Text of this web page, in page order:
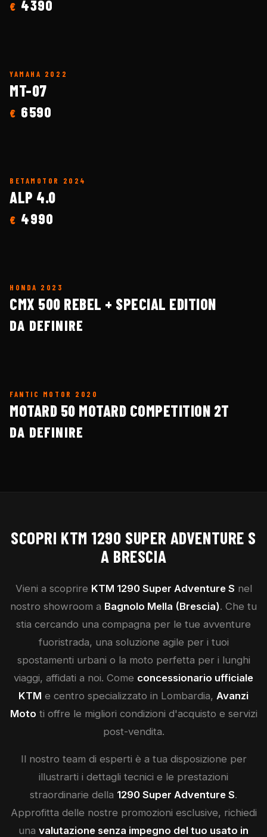
€ 4390
YAMAHA 2022
MT-07
€ 6590
BETAMOTOR 2024
ALP 4.0
€ 4990
HONDA 2023
CMX 500 REBEL + SPECIAL EDITION
DA DEFINIRE
FANTIC MOTOR 2020
MOTARD 50 MOTARD COMPETITION 2T
DA DEFINIRE
SCOPRI KTM 1290 SUPER ADVENTURE S
A BRESCIA
Vieni a scoprire KTM 1290 Super Adventure S nel
nostro showroom a Bagnolo Mella (Brescia). Che tu
stia cercando una compagna per le tue avventure
fuoristrada, una soluzione agile per i tuoi
spostamenti urbani o la moto perfetta per i lunghi
viaggi, affidati a noi. Come concessionario ufficiale
KTM e centro specializzato in Lombardia, Avanzi
Moto ti offre le migliori condizioni d'acquisto e servizi
post-vendita.
Il nostro team di esperti è a tua disposizione per
illustrarti i dettagli tecnici e le prestazioni
straordinarie della 1290 Super Adventure S.
Approfitta delle nostre promozioni esclusive, richiedi
una valutazione senza impegno del tuo usato in